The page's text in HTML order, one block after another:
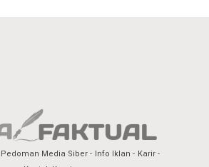
Pedoman Media Siber Info Iklan
Karir